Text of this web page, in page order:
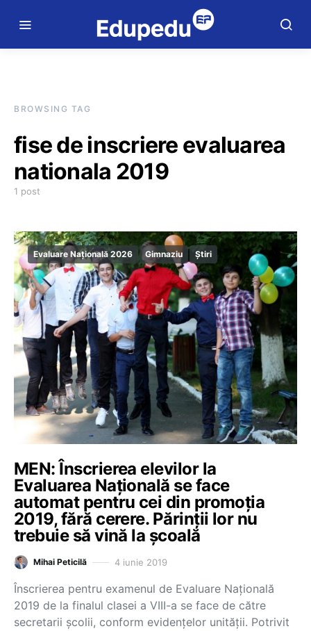
BROWSING TAG
fise de inscriere evaluarea
nationala 2019
1 post
Evaluare Națională 2026 Gimnaziu Știri
MEN: Înscrierea elevilor la
Evaluarea Naţională se face
automat pentru cei din promoţia
2019, fără cerere. Părinţii lor nu
trebuie să vină la şcoală
Mihai Peticilă 4 iunie 2019
Înscrierea pentru examenul de Evaluare Naţională
2019 de la finalul clasei a VIII-a se face de către
secretarii şcolii, conform evidenţelor unităţii. Potrivit